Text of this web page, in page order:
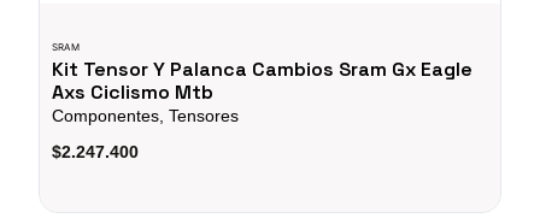
SRAM
Kit Tensor Y Palanca Cambios Sram Gx Eagle
Axs Ciclismo Mtb
Componentes, Tensores
$2.247.400